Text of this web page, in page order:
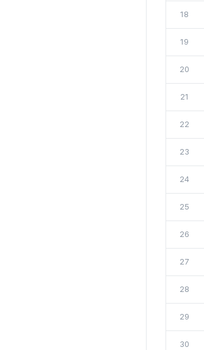
18
19
20
21
22
23
24
25
26
27
28
29
30